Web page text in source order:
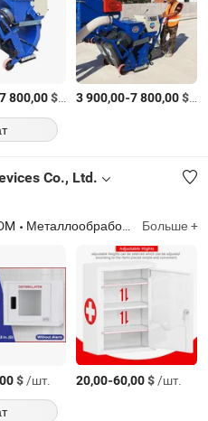
800,00$/Комплект
3 900,00-7 800,00$/
Co., Ltd.
Металлообработка, водяной поддон и комплект планок, киоск с компьютерным управлением с ЧПУ, шкаф для парового утюга с сигнализацией для дефибриллятора AED, аварийные шкафы, уличные шкафы для AED с механической системой блокировки, AED Больше +
$/шт. 20,00-60,00$/шт.